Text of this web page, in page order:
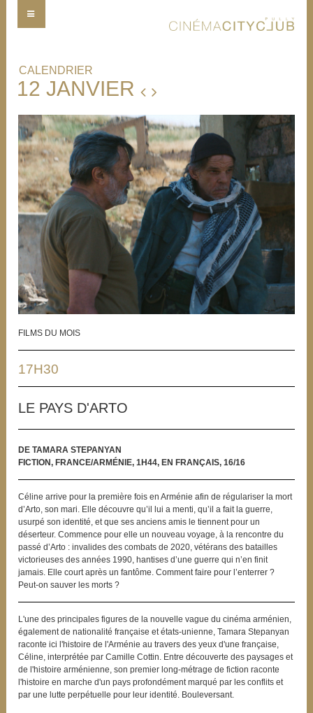
12 JANVIER
FILMS DU MOIS
17H30
LE PAYS D'ARTO
DE TAMARA STEPANYAN
FICTION, FRANCE/ARMÉNIE, 1H44, EN FRANÇAIS, 16/16
Céline arrive pour la première fois en Arménie afin de régulariser la mort
d’Arto, son mari. Elle découvre qu’il lui a menti, qu’il a fait la guerre,
usurpé son identité, et que ses anciens amis le tiennent pour un
déserteur. Commence pour elle un nouveau voyage, à la rencontre du
passé d’Arto : invalides des combats de 2020, vétérans des batailles
victorieuses des années 1990, hantises d’une guerre qui n’en finit
jamais. Elle court après un fantôme. Comment faire pour l’enterrer ?
Peut-on sauver les morts ?
L'une des principales figures de la nouvelle vague du cinéma arménien,
également de nationalité française et états-unienne, Tamara Stepanyan
raconte ici l'histoire de l'Arménie au travers des yeux d'une française,
Céline, interprétée par Camille Cottin. Entre découverte des paysages et
de l'histoire arménienne, son premier long-métrage de fiction raconte
l'histoire en marche d'un pays profondément marqué par les conflits et
par une lutte perpétuelle pour leur identité. Bouleversant.
CALENDRIER